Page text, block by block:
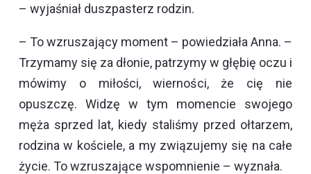
– wyjaśniał duszpasterz rodzin.
– To wzruszający moment – powiedziała Anna. –
Trzymamy się za dłonie, patrzymy w głębię oczu i
mówimy o miłości, wierności, że cię nie
opuszczę. Widzę w tym momencie swojego
męża sprzed lat, kiedy staliśmy przed ołtarzem,
rodzina w kościele, a my związujemy się na całe
życie. To wzruszające wspomnienie – wyznała.